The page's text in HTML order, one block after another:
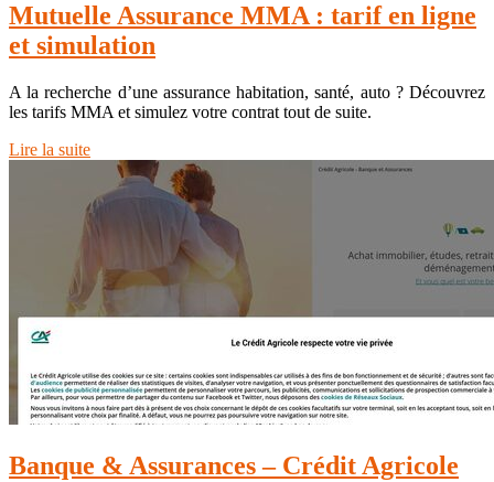
Mutuelle Assurance MMA : tarif en ligne
et simulation
A la recherche d’une assurance habitation, santé, auto ? Découvrez
les tarifs MMA et simulez votre contrat tout de suite.
Lire la suite
Banque & Assurances – Crédit Agricole